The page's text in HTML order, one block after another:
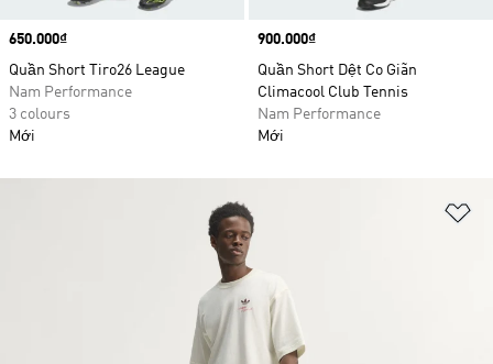
Price
650.000₫
Quần Short Tiro26 League
Nam Performance
3 colours
Mới
Price
900.000₫
Quần Short Dệt Co Giãn
Climacool Club Tennis
Nam Performance
Mới